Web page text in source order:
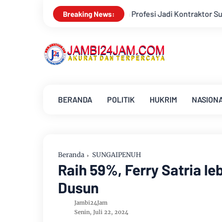
Breaking News:
Profesi Jadi Kontraktor Sukses Aroma Karhutla Mulai
BERANDA POLITIK HUKRIM
Beranda SUNGAIPENUH
Raih 59%, Ferry Satria
Dusun
Jambi24Jam
Senin, Juli 22, 2024